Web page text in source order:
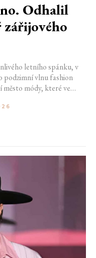
Odhalil
letního spánku, v
podzimní vlnu fashion
módy, které ve
však zaměří